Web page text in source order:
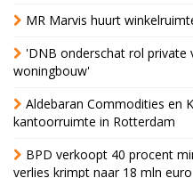
MR Marvis huurt
'DNB onderschat rol private
woningbouw'
Aldebaran Commodities en
kantoorruimte in Rotterdam
BPD verkoopt 40 procent
verlies krimpt naar 18 mln euro